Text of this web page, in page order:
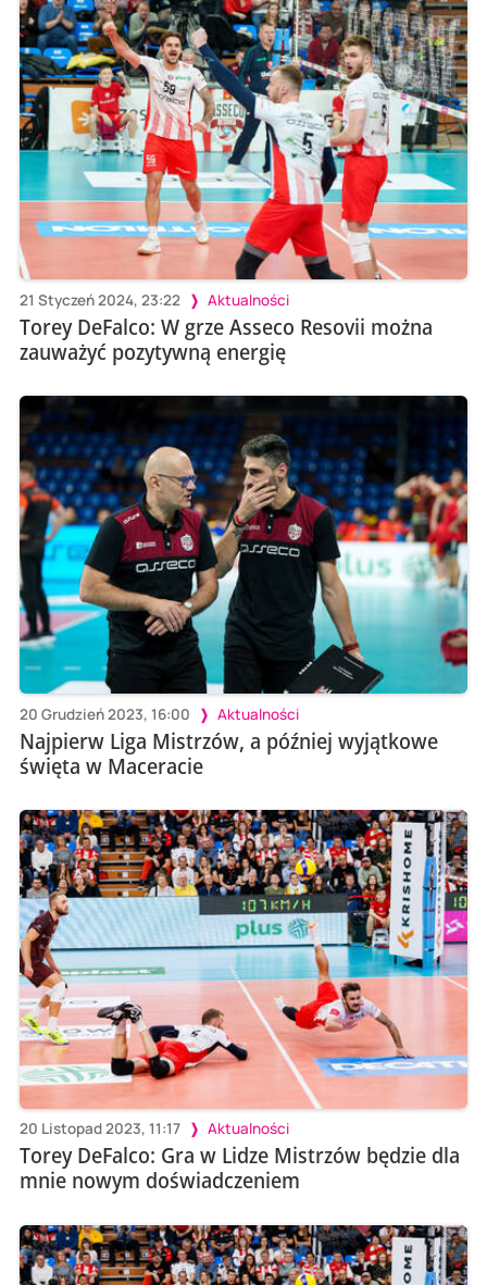
21 Styczeń 2024, 23:22 Aktualności
Torey DeFalco: W grze Asseco Resovii można
zauważyć pozytywną energię
20 Grudzień 2023, 16:00 Aktualności
Najpierw Liga Mistrzów, a później wyjątkowe
święta w Maceracie
20 Listopad 2023, 11:17 Aktualności
Torey DeFalco: Gra w Lidze Mistrzów będzie dla
mnie nowym doświadczeniem